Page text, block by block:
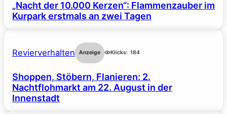
„Nacht der 10.000 Kerzen“: Flammenzauber im
Kurpark erstmals an zwei Tagen
Revierverhalten Anzeige Klicks: 184
Shoppen, Stöbern, Flanieren: 2.
Nachtflohmarkt am 22. August in der
Innenstadt